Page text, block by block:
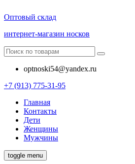
Оптовый склад
интернет-магазин носков
optnoski54@yandex.ru
+7 (913) 775-31-95
Главная
Контакты
Дети
Женщины
Мужчины
toggle menu